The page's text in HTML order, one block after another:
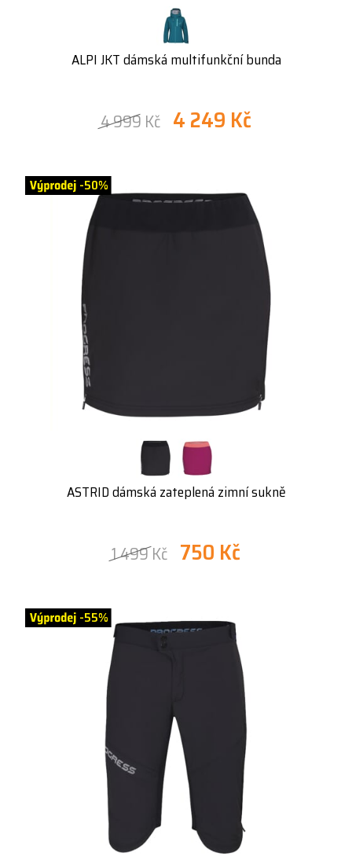
ALPI JKT dámská multifunkční bunda
4 999 Kč 4 249 Kč
-50%
ASTRID dámská zateplená zimní sukně
1 499 Kč 750 Kč
-55%